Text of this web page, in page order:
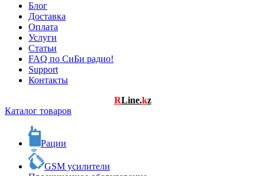
Блог
Доставка
Оплата
Услуги
Статьи
FAQ по СиБи радио!
Support
Контакты
RLine.kz
Каталог товаров
Рации
GSM усилители